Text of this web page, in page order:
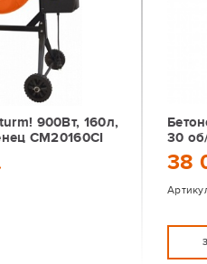
900Вт, 160л,
CM20160CI
30
38